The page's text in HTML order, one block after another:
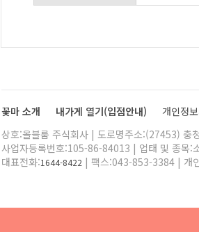
꽃마 소개 내가게 열기(입점안내) 개인정
상호:올블룸 주식회사 | 도로명주소:(27453) 충
사업자등록번호:105-86-84013 | 업태 및 종목:
대표전화:1644-8422 | 팩스:043-853-3384 | 개